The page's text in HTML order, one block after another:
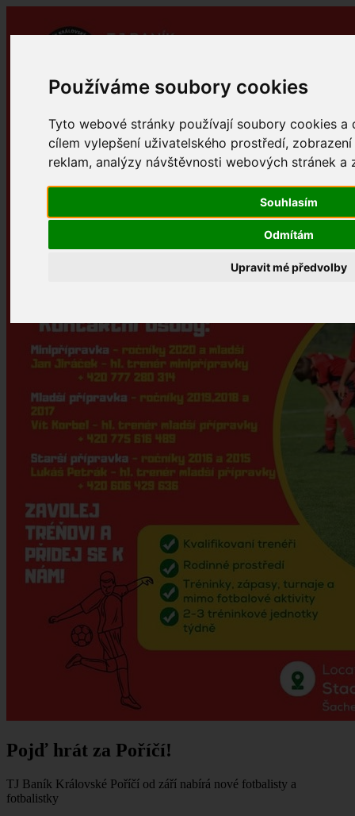
Používáme soubory cookies
Tyto webové stránky používají soubory cookies a
cílem vylepšení uživatelského prostředí,
reklam, analýzy návštěvnosti webových stránek
Souhlasím
Odmítám
Upravit mé předvolby
Pojď hrát za Poříčí!
TJ Baník Královské Poříčí od září nabírá nové fotbalisty a
fotbalistky